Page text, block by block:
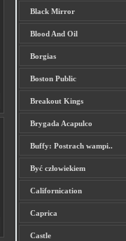
Black Mirror
Blood And Oil
Borgias
Boston Public
Breakout Kings
Brygada Acapulco
Buffy: Postrach wampi..
Być człowiekiem
Californication
Caprica
Castle